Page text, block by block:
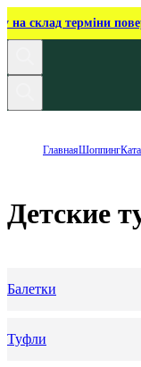
на склад терміни
ГлавнаяШоппинг
Детские
Балетки
Туфли